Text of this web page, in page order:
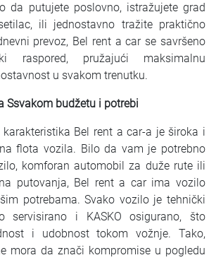
da putujete poslovno, istražujete grad
ili jednostavno tražite praktično
prevoz, Bel rent a car se savršeno
raspored, pružajući maksimalnu
u svakom trenutku.
Ssvakom budžetu i potrebi
Bel rent a car-a je široka i
flota vozila. Bilo da vam je potrebno
komforan automobil za duže rute ili
putovanja, Bel rent a car ima vozilo
potrebama. Svako vozilo je tehnički
servisirano i KASKO osigurano, što
i udobnost tokom vožnje. Tako,
mora da znači kompromise u pogledu